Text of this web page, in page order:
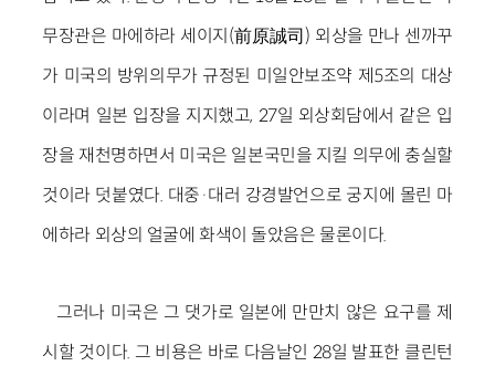
무장관은 마에하라 세이지(前原誠司) 외상을 만나 센까꾸
가 미국의 방위의무가 규정된 미일안보조약 제5조의 대상
이라며 일본 입장을 지지했고, 27일 외상회담에서 같은 입
장을 재천명하면서 미국은 일본국민을 지킬 의무에 충실할
것이라 덧붙였다. 대중·대러 강경발언으로 궁지에 몰린 마
에하라 외상의 얼굴에 화색이 돌았음은 물론이다.
그러나 미국은 그 댓가로 일본에 만만치 않은 요구를 제
시할 것이다. 그 비용은 바로 다음날인 28일 발표한 클린턴